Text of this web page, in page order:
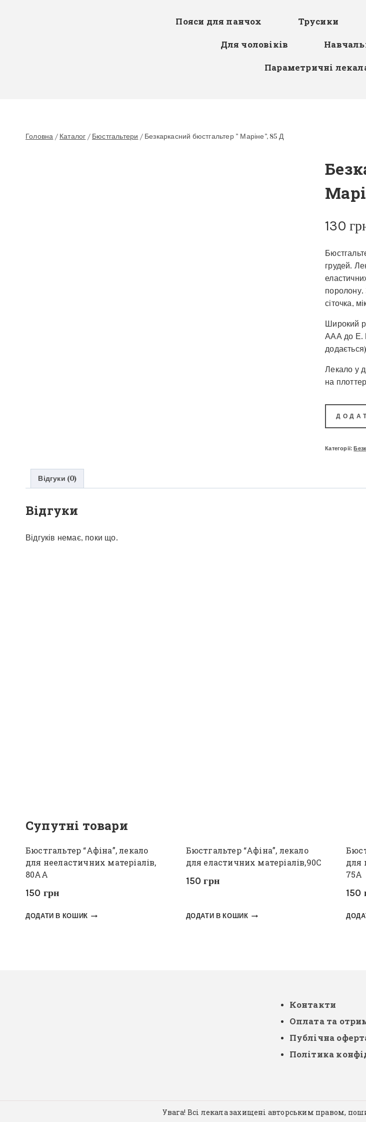
Пояси для панчох Трусики
Для чоловіків
Параметричні
Головна / Каталог / Бюстгальтери / Безкаркасний бюстгальтер ” Маріне”, 85 Д
130
грудей.
поролону.
сіточка,
Широкий
ААА до Е.
додається)
Лекало у
на
Категорії:
Відгуки (0)
Відгуки
Відгуків немає, поки що.
Супутні товари
Бюстгальтер “Афіна”, лекало
для нееластичних матеріалів,
80АА
150 грн
ДОДАТИ В КОШИК
Бюстгальтер “Афіна”, лекало
для еластичних матеріалів,90С
150грн
ДОДАТИ В КОШИК
для
75А
150
Контакти
Оплата та
Публічна
Політика
Увага! Всі лекала захищені авторським правом,